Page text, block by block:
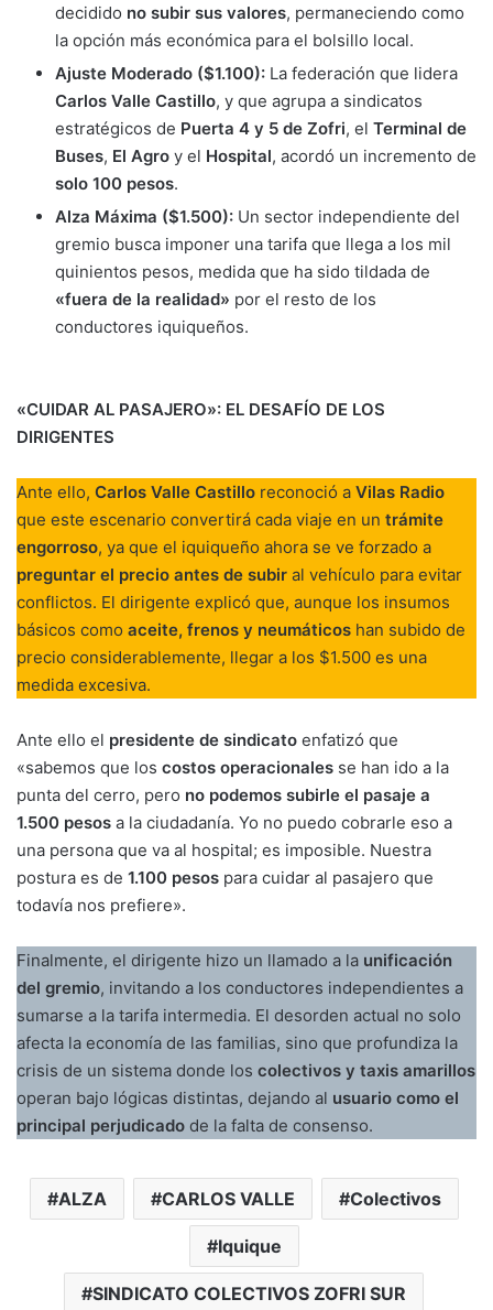
decidido no subir sus valores, permaneciendo como
la opción más económica para el bolsillo local.
Ajuste Moderado ($1.100): La federación que lidera
Carlos Valle Castillo, y que agrupa a sindicatos
estratégicos de Puerta 4 y 5 de Zofri, el Terminal de
Buses, El Agro y el Hospital, acordó un incremento de
solo 100 pesos.
Alza Máxima ($1.500): Un sector independiente del
gremio busca imponer una tarifa que llega a los mil
quinientos pesos, medida que ha sido tildada de
«fuera de la realidad» por el resto de los
conductores iquiqueños.
«CUIDAR AL PASAJERO»: EL DESAFÍO DE LOS
DIRIGENTES
Ante ello, Carlos Valle Castillo reconoció a Vilas Radio
que este escenario convertirá cada viaje en un trámite
engorroso, ya que el iquiqueño ahora se ve forzado a
preguntar el precio antes de subir al vehículo para evitar
conflictos. El dirigente explicó que, aunque los insumos
básicos como aceite, frenos y neumáticos han subido de
precio considerablemente, llegar a los $1.500 es una
medida excesiva.
Ante ello el presidente de sindicato enfatizó que
«sabemos que los costos operacionales se han ido a la
punta del cerro, pero no podemos subirle el pasaje a
1.500 pesos a la ciudadanía. Yo no puedo cobrarle eso a
una persona que va al hospital; es imposible. Nuestra
postura es de 1.100 pesos para cuidar al pasajero que
todavía nos prefiere».
Finalmente, el dirigente hizo un llamado a la unificación
del gremio, invitando a los conductores independientes a
sumarse a la tarifa intermedia. El desorden actual no solo
afecta la economía de las familias, sino que profundiza la
crisis de un sistema donde los colectivos y taxis amarillos
operan bajo lógicas distintas, dejando al usuario como el
principal perjudicado de la falta de consenso.
ALZA CARLOS VALLE Colectivos
Iquique
SINDICATO COLECTIVOS ZOFRI SUR